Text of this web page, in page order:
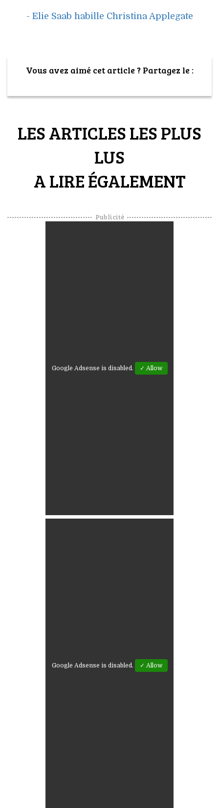
- Elie Saab habille Christina Applegate
Vous avez aimé cet article ? Partagez le :
LES ARTICLES LES PLUS
LUS
A LIRE ÉGALEMENT
Publicité
Google Adsense is disabled. ✓ Allow
Google Adsense is disabled. ✓ Allow